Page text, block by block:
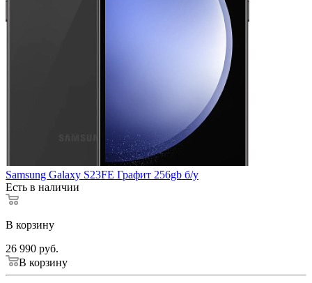
Samsung Galaxy S23FE Графит 256gb б/у
Есть в наличии
В корзину
26 990 руб.
В корзину